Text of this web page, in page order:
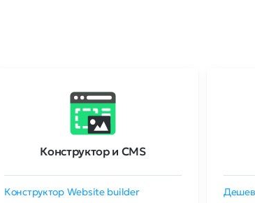
Конструктор и CMS
Конструктор Website builder